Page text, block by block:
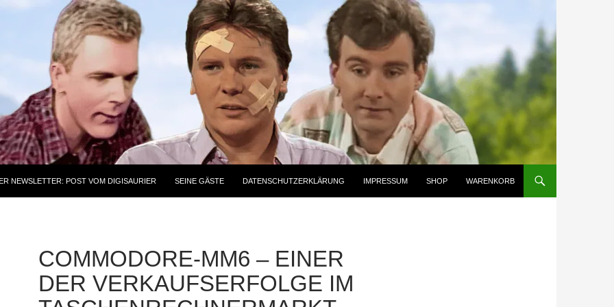
NEWSLETTER: POST VOM DIGISAURIER SEINE GÄSTE DATENSCHUTZERKLÄRUNG IMPRESSUM SHOP WARENKORB
COMMODORE-MM6 – EINER
DER VERKAUFSERFOLGE IM